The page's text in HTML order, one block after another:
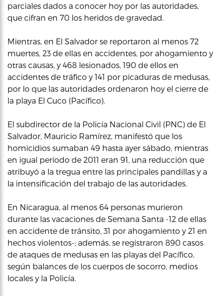
parciales dados a conocer hoy por las autoridades,
que cifran en 70 los heridos de gravedad.
Mientras, en El Salvador se reportaron al menos 72
muertes, 23 de ellas en accidentes, por ahogamiento y
otras causas, y 468 lesionados, 190 de ellos en
accidentes de tráfico y 141 por picaduras de medusas,
por lo que las autoridades ordenaron hoy el cierre de
la playa El Cuco (Pacífico).
El subdirector de la Policía Nacional Civil (PNC) de El
Salvador, Mauricio Ramírez, manifestó que los
homicidios sumaban 49 hasta ayer sábado, mientras
en igual período de 2011 eran 91, una reducción que
atribuyó a la tregua entre las principales pandillas y a
la intensificación del trabajo de las autoridades.
En Nicaragua, al menos 64 personas murieron
durante las vacaciones de Semana Santa -12 de ellas
en accidente de tránsito, 31 por ahogamiento y 21 en
hechos violentos-; además, se registraron 890 casos
de ataques de medusas en las playas del Pacífico,
según balances de los cuerpos de socorro, medios
locales y la Policía.